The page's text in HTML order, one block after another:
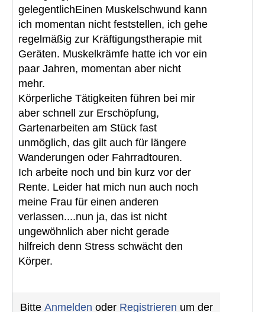
gelegentlichEinen Muskelschwund kann
ich momentan nicht feststellen, ich gehe
regelmäßig zur Kräftigungstherapie mit
Geräten. Muskelkrämfe hatte ich vor ein
paar Jahren, momentan aber nicht
mehr.
Körperliche Tätigkeiten führen bei mir
aber schnell zur Erschöpfung,
Gartenarbeiten am Stück fast
unmöglich, das gilt auch für längere
Wanderungen oder Fahrradtouren.
Ich arbeite noch und bin kurz vor der
Rente. Leider hat mich nun auch noch
meine Frau für einen anderen
verlassen....nun ja, das ist nicht
ungewöhnlich aber nicht gerade
hilfreich denn Stress schwächt den
Körper.
Bitte Anmelden oder Registrieren um der